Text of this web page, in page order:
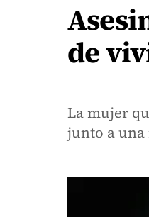
de
La mujer
junto a una